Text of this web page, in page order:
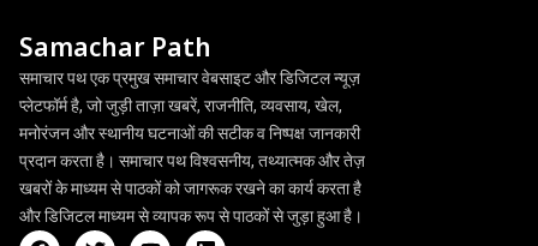
Samachar Path
समाचार पथ एक प्रमुख समाचार वेबसाइट और डिजिटल न्यूज़
प्लेटफॉर्म है, जो जुड़ी ताज़ा खबरें, राजनीति, व्यवसाय, खेल,
मनोरंजन और स्थानीय घटनाओं की सटीक व निष्पक्ष जानकारी
प्रदान करता है। समाचार पथ विश्वसनीय, तथ्यात्मक और तेज़
खबरों के माध्यम से पाठकों को जागरूक रखने का कार्य करता है
और डिजिटल माध्यम से व्यापक रूप से पाठकों से जुड़ा हुआ है।